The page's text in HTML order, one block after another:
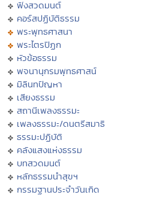
ฟังสวดมนต์
คอร์สปฏิบัติธรรม
พระพุทธศาสนา
พระไตรปิฏก
หัวข้อธรรม
พจนานุกรมพุทธศาสน์
มิลินทปัญหา
เสียงธรรม
สถานีเพลงธรรมะ
เพลงธรรมะ/ดนตรีสมาธิ
ธรรมะปฏิบัติ
คลังแสงแห่งธรรม
บทสวดมนต์
หลักธรรมนำสุขฯ
กรรมฐานประจำวันเกิด